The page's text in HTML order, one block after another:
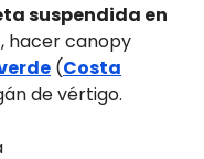
suspendida en
, hacer canopy
(Costa
de vértigo.